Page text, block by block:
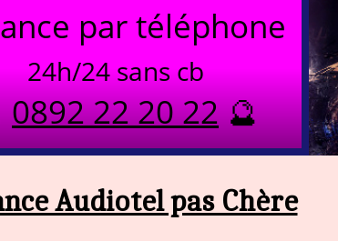
par téléphone
24h/24 sans cb
0892 22 20 22🔮
Audiotel pas Chère